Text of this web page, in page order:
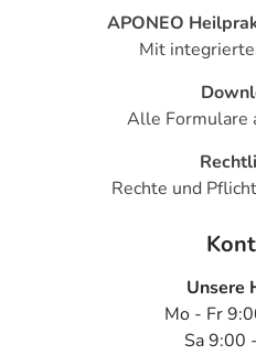
APONEO
Mit
Alle Formulare
Rechte und
Unsere
Mo - Fr
Sa 9:00